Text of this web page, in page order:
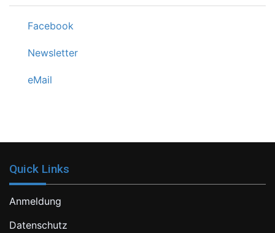
Facebook
Newsletter
eMail
Quick Links
Anmeldung
Datenschutz